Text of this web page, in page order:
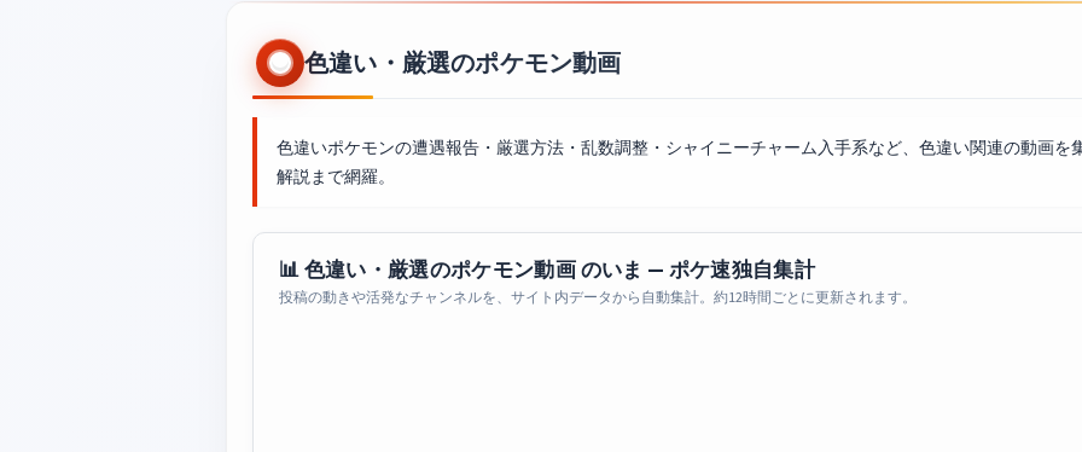
色違い・厳選のポケモン動画
色違いポケモンの遭遇報告・厳選方法・乱数調整・シャイニーチャーム入手系など、色違い関連の動画を
解説まで網羅。
📊 色違い・厳選のポケモン動画 のいま — ポケ速独自集計
投稿の動きや活発なチャンネルを、サイト内データから自動集計。約12時間ごとに更新されます。